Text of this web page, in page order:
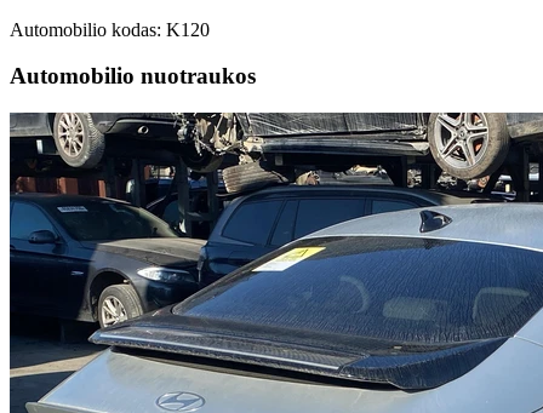
Automobilio kodas: K120
Automobilio nuotraukos